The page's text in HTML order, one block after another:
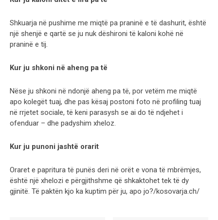
Shkuarja në pushime me miqtë pa praninë e të dashurit, është
një shenjë e qartë se ju nuk dëshironi të kaloni kohë në
praninë e tij.
Kur ju shkoni në aheng pa të
Nëse ju shkoni në ndonjë aheng pa të, por vetëm me miqtë
apo kolegët tuaj, dhe pas kësaj postoni foto në profiling tuaj
në rrjetet sociale, të keni parasysh se ai do të ndjehet i
ofenduar – dhe padyshim xheloz.
Kur ju punoni jashtë orarit
Oraret e papritura të punës deri në orët e vona të mbrëmjes,
është një xhelozi e përgjithshme që shkaktohet tek të dy
gjinitë. Të paktën kjo ka kuptim për ju, apo jo?/kosovarja.ch/